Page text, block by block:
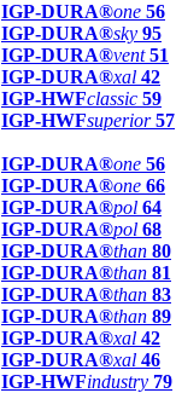
IGP-DURA®one 56
IGP-DURA®sky 95
IGP-DURA®vent 51
IGP-DURA®xal 42
IGP-HWFclassic 59
IGP-HWFsuperior 57
IGP-DURA®one 56
IGP-DURA®one 66
IGP-DURA®pol 64
IGP-DURA®pol 68
IGP-DURA®than 80
IGP-DURA®than 81
IGP-DURA®than 83
IGP-DURA®than 89
IGP-DURA®xal 42
IGP-DURA®xal 46
IGP-HWFindustry 79